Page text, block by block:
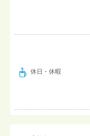
休日・休暇